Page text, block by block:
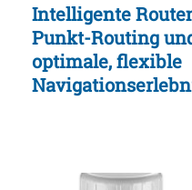
Intelligente
Punkt-Routing
optimale, flexible